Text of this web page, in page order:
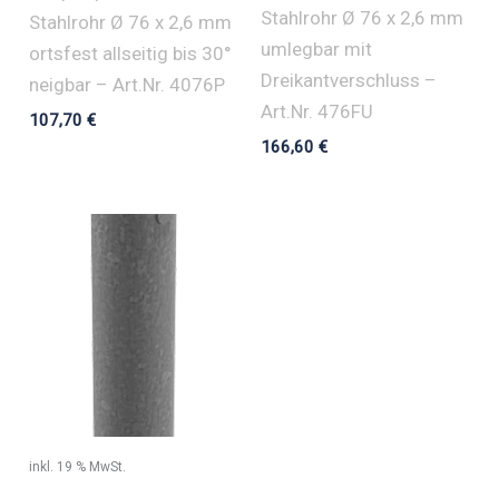
Stahlrohr Ø 76 x 2,6 mm
ortsfest allseitig bis 30°
neigbar – Art.Nr. 4076P
107,70€
Stahlrohr Ø 76 x 2,6 mm
umlegbar mit
Dreikantverschluss –
Art.Nr. 476FU
166,60 €
inkl. 19 % MwSt.